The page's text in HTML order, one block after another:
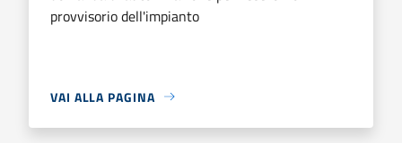
provvisorio dell'impianto
VAI ALLA PAGINA